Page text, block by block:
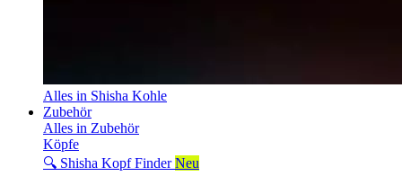
Alles in Shisha Kohle
Zubehör
Alles in Zubehör
Köpfe
🔍 Shisha Kopf Finder Neu